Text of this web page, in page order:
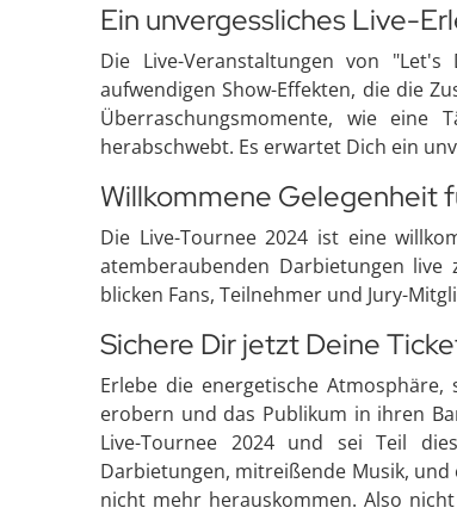
Ein unvergessliches Live-
Die Live-Veranstaltungen von
aufwendigen Show-Effekten, die die
Überraschungsmomente, wie
herabschwebt. Es erwartet Dich ein
Willkommene Gelegenheit
Die Live-Tournee 2024 ist eine
atemberaubenden Darbietungen
blicken Fans, Teilnehmer und Jury-
Sichere Dir jetzt Deine
Erlebe die energetische
erobern und das Publikum in ihren
Live-Tournee 2024 und sei Teil
Darbietungen, mitreißende Musik,
nicht mehr herauskommen. Also